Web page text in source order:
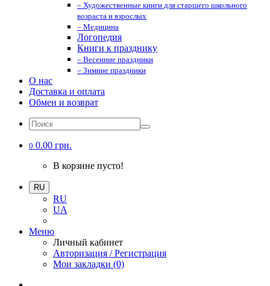
– Художественные книги для старшего школьного
возраста и взрослых
– Медицина
Логопедия
Книги к празднику
– Весенние праздники
– Зимние праздники
О нас
Доставка и оплата
Обмен и возврат
0 0.00 грн.
В корзине пусто!
RU
RU
UA
Меню
Личный кабинет
Авторизация / Регистрация
Мои закладки (0)